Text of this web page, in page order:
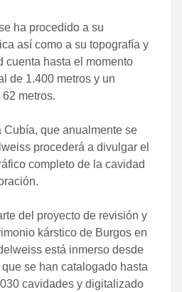
ha procedido a su
así como a su topografía y
cuenta hasta el momento
de 1.400 metros y un
metros.
Cubía, que anualmente se
procederá a divulgar el
completo de la cavidad
del proyecto de revisión y
kárstico de Burgos en
está inmerso desde
se han catalogado hasta
cavidades y digitalizado